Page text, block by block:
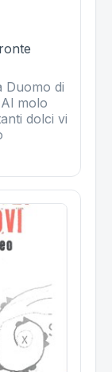
Duomo di
molo
dolci vi